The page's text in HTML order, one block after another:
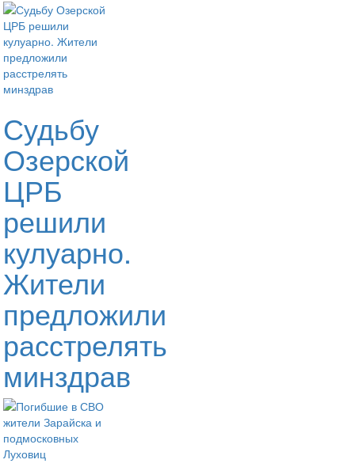
Судьбу
Озерской
ЦРБ
решили
кулуарно.
Жители
предложили
расстрелять
минздрав